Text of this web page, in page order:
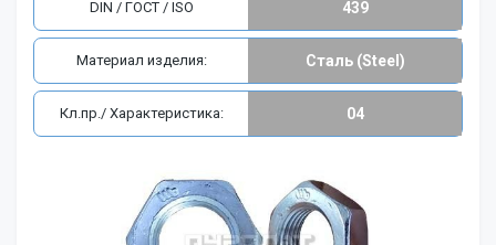
DIN / ГОСТ / ISO 439
Материал изделия: Сталь (Steel)
Кл.пр./ Характеристика: 04